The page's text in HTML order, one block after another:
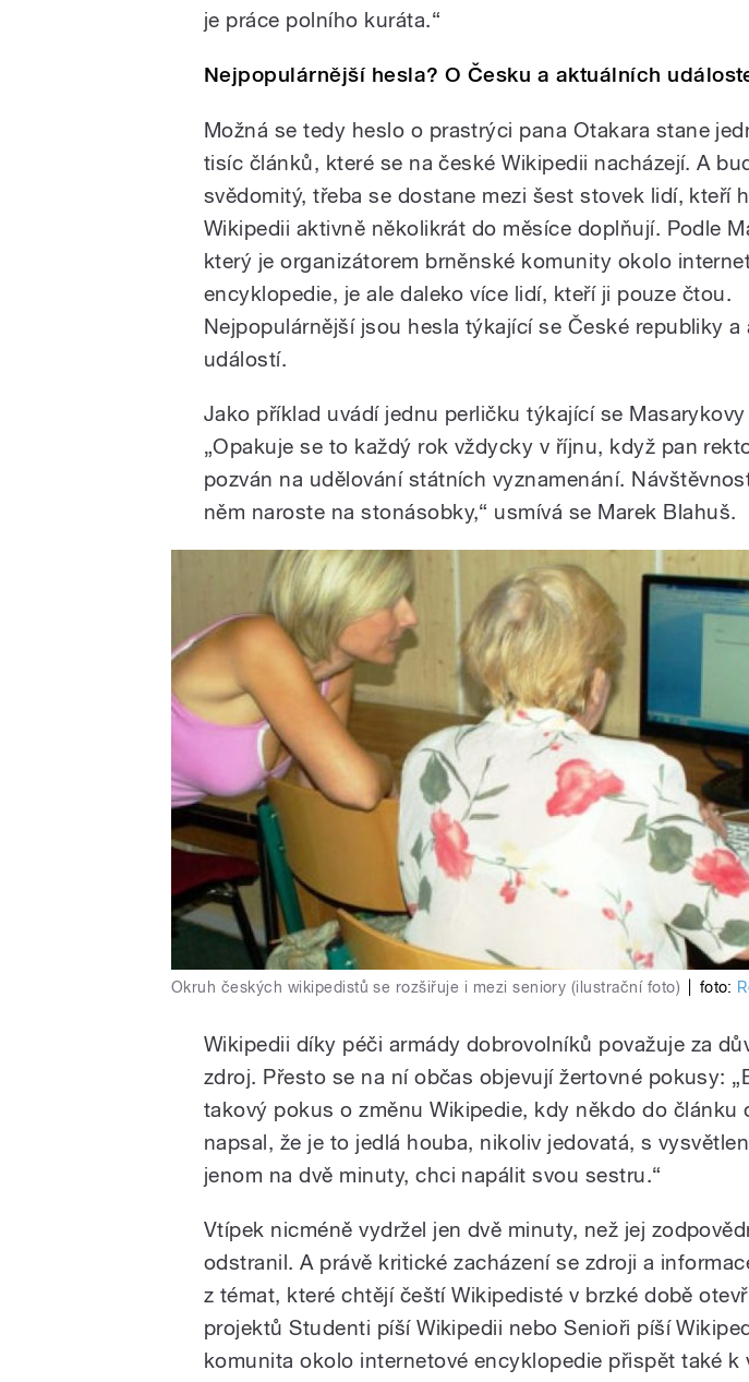
je práce polního kuráta.“
Nejpopulárnější hesla? O Česku a aktuálních
Možná se tedy heslo o prastrýci pana Otakara stane
tisíc článků, které se na české Wikipedii nacházejí. A
svědomitý, třeba se dostane mezi šest stovek lidí, kteří
Wikipedii aktivně několikrát do měsíce doplňují. Podle
který je organizátorem brněnské komunity okolo
encyklopedie, je ale daleko více lidí, kteří ji pouze čtou.
Nejpopulárnější jsou hesla týkající se České republiky a
událostí.
Jako příklad uvádí jednu perličku týkající se
„Opakuje se to každý rok vždycky v říjnu, když pan
pozván na udělování státních vyznamenání.
něm naroste na stonásobky,“ usmívá se Marek Blahuš.
Okruh českých wikipedistů se rozšiřuje i mezi seniory (ilustrační foto) foto:
Wikipedii díky péči armády dobrovolníků považuje za
zdroj. Přesto se na ní občas objevují žertovné pokusy:
takový pokus o změnu Wikipedie, kdy někdo do článku
napsal, že je to jedlá houba, nikoliv jedovatá, s
jenom na dvě minuty, chci napálit svou sestru.“
Vtípek nicméně vydržel jen dvě minuty, než jej
odstranil. A právě kritické zacházení se zdroji a
z témat, které chtějí čeští Wikipedisté v brzké době
projektů Studenti píší Wikipedii nebo Senioři píší
komunita okolo internetové encyklopedie přispět také k